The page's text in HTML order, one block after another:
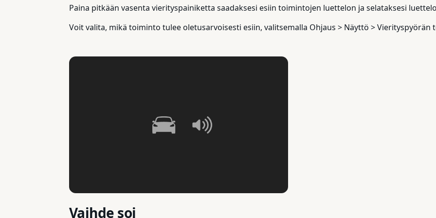
Paina pitkään vasenta vierityspainiketta saadaksesi esiin toimintojen luettelon ja selataksesi
Voit valita, mikä toiminto tulee oletusarvoisesti esiin, valitsemalla Ohjaus > Näyttö > Vierityspyörän
Vaihde soi